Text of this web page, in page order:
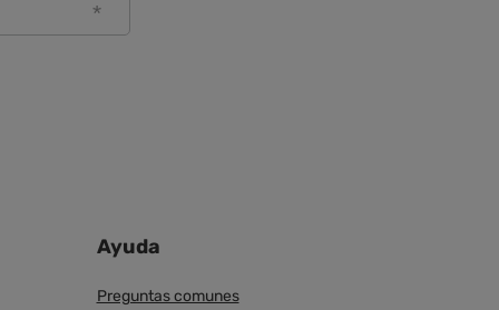
Ayuda
Preguntas comunes